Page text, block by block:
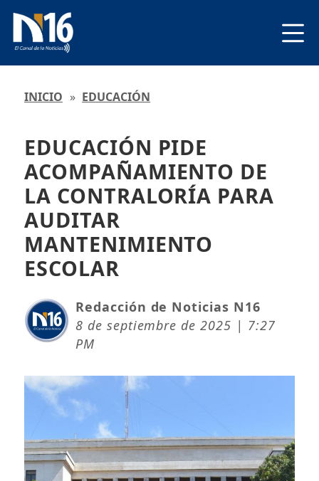
INICIO » EDUCACIÓN
EDUCACIÓN PIDE
ACOMPAÑAMIENTO DE
LA CONTRALORÍA PARA
AUDITAR
MANTENIMIENTO
ESCOLAR
Redacción de Noticias N16
8 de septiembre de 2025 | 7:27
PM